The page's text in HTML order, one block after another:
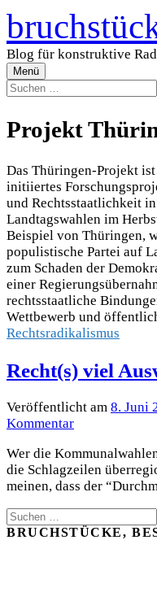
Zum
Inhalt
überspringen
Blog für konstruktive
Menü
Suchen
Projekt
Das Thüringen-Projekt
initiiertes
und Rechtsstaatlichkeit
Landtagswahlen im
Beispiel von Thüringen,
populistische Partei auf
zum Schaden der
einer
rechtsstaatliche
Wettbewerb und
Rechtsradikalismus
Recht(s) viel
Veröffentlicht am 8. Juni
Kommentar
Wer die
die Schlagzeilen
meinen, dass der
Suchen
nach:
BRUCHSTÜCKE,